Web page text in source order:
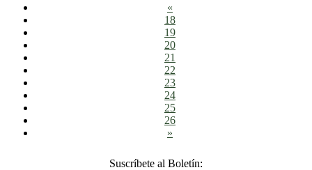
«
18
19
20
21
22
23
24
25
26
»
Suscríbete al Boletín: